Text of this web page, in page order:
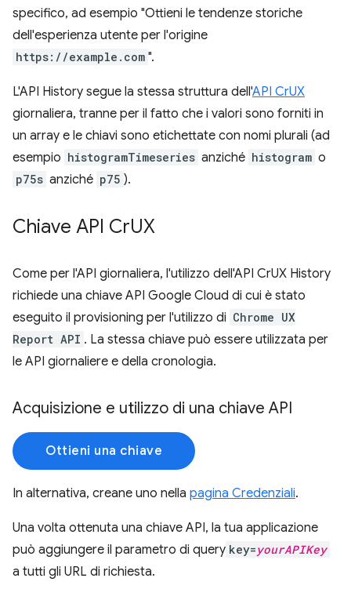
specifico, ad esempio "Ottieni le tendenze storiche
dell'esperienza utente per l'origine
https://example.com ".
L'API History segue la stessa struttura dell'API CrUX
giornaliera, tranne per il fatto che i valori sono forniti in
un array e le chiavi sono etichettate con nomi plurali (ad
esempio histogramTimeseries anziché histogram o
p75s anziché p75 ).
Chiave API CrUX
Come per l'API giornaliera, l'utilizzo dell'API CrUX History
richiede una chiave API Google Cloud di cui è stato
eseguito il provisioning per l'utilizzo di Chrome UX
Report API . La stessa chiave può essere utilizzata per
le API giornaliere e della cronologia.
Acquisizione e utilizzo di una chiave API
Ottieni una chiave
In alternativa, creane uno nella pagina Credenziali.
Una volta ottenuta una chiave API, la tua applicazione
può aggiungere il parametro di query key=yourAPIKey
a tutti gli URL di richiesta.